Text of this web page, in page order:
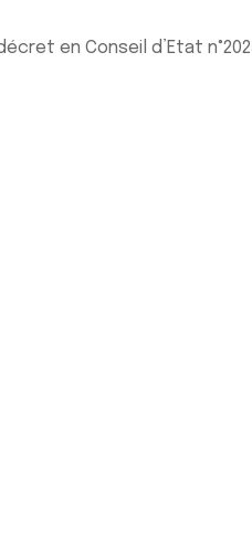
en Conseil d’Etat